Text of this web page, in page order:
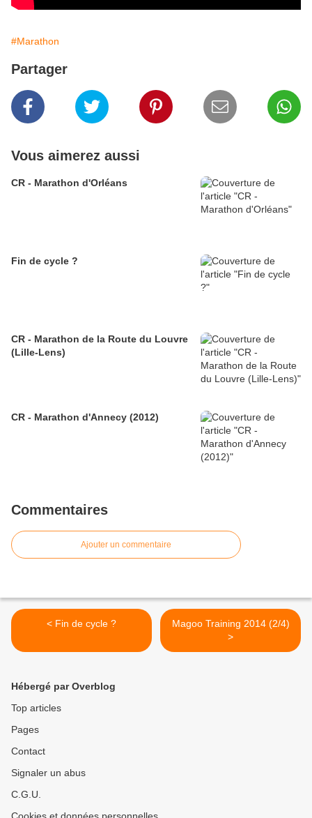
#Marathon
Partager
Vous aimerez aussi
CR - Marathon d'Orléans
Fin de cycle ?
CR - Marathon de la Route du Louvre
(Lille-Lens)
CR - Marathon d'Annecy (2012)
Commentaires
Ajouter un commentaire
< Fin de cycle ?
Magoo Training 2014 (2/4)
>
Hébergé par Overblog
Top articles
Pages
Contact
Signaler un abus
C.G.U.